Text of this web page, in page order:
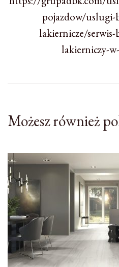
pojazdow/uslugi-
lakiernicze/serwis-
lakierniczy-
Możesz również